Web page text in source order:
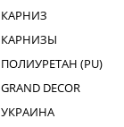
КАРНИЗ
КАРНИЗЫ
ПОЛИУРЕТАН (PU)
GRAND DECOR
УКРАИНА